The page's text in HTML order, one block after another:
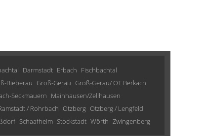
Darmstadt Erbach Fischbachtal
Bieberau Groß-Gerau Groß-Gerau/ OT Berkach
Seckmauern Mainhausen/Zellhausen
/ Rohrbach Otzberg Otzberg / Lengfeld
Schaafheim Stockstadt Wörth Zwingenberg